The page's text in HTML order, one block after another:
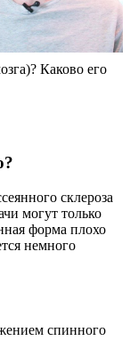
Каково его
склероза
могут только
форма плохо
немного
спинного